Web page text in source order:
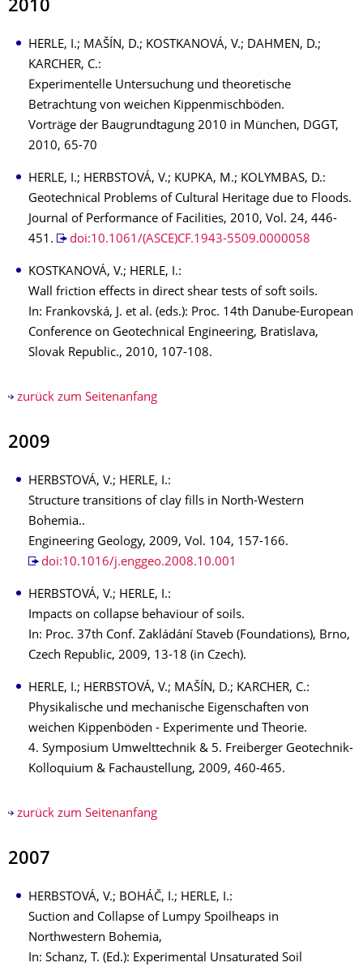
2010
HERLE, I.; MAŠÍN, D.; KOSTKANOVÁ, V.; DAHMEN, D.;
KARCHER, C.:
Experimentelle Untersuchung und theoretische
Betrachtung von weichen Kippenmischböden.
Vorträge der Baugrundtagung 2010 in München, DGGT,
2010, 65-70
HERLE, I.; HERBSTOVÁ, V.; KUPKA, M.; KOLYMBAS, D.:
Geotechnical Problems of Cultural Heritage due to Floods.
Journal of Performance of Facilities, 2010, Vol. 24, 446-
451.
doi:10.1061/(ASCE)CF.1943-5509.0000058
KOSTKANOVÁ, V.; HERLE, I.:
Wall friction effects in direct shear tests of soft soils.
In: Frankovská, J. et al. (eds.): Proc. 14th Danube-European
Conference on Geotechnical Engineering, Bratislava,
Slovak Republic., 2010, 107-108.
zurück zum Seitenanfang
2009
HERBSTOVÁ, V.; HERLE, I.:
Structure transitions of clay fills in North-Western
Bohemia..
Engineering Geology, 2009, Vol. 104, 157-166.
doi:10.1016/j.enggeo.2008.10.001
HERBSTOVÁ, V.; HERLE, I.:
Impacts on collapse behaviour of soils.
In: Proc. 37th Conf. Zakládání Staveb (Foundations), Brno,
Czech Republic, 2009, 13-18 (in Czech).
HERLE, I.; HERBSTOVÁ, V.; MAŠÍN, D.; KARCHER, C.:
Physikalische und mechanische Eigenschaften von
weichen Kippenböden - Experimente und Theorie.
4. Symposium Umwelttechnik & 5. Freiberger Geotechnik-
Kolloquium & Fachaustellung, 2009, 460-465.
zurück zum Seitenanfang
2007
HERBSTOVÁ, V.; BOHÁČ, I.; HERLE, I.:
Suction and Collapse of Lumpy Spoilheaps in
Northwestern Bohemia,
In: Schanz, T. (Ed.): Experimental Unsaturated Soil